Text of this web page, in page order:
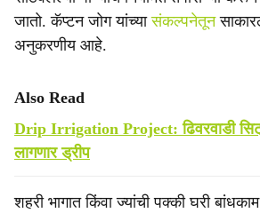
जातो. कॅप्टन जोग यांच्यासंकल्पनेतून
अनुकरणीय आहे.
Also Read
Drip Irrigation Project: ढिवरवाडी
लागणार ड्रीप
शहरी भागात किंवा ज्यांची पक्की घरी